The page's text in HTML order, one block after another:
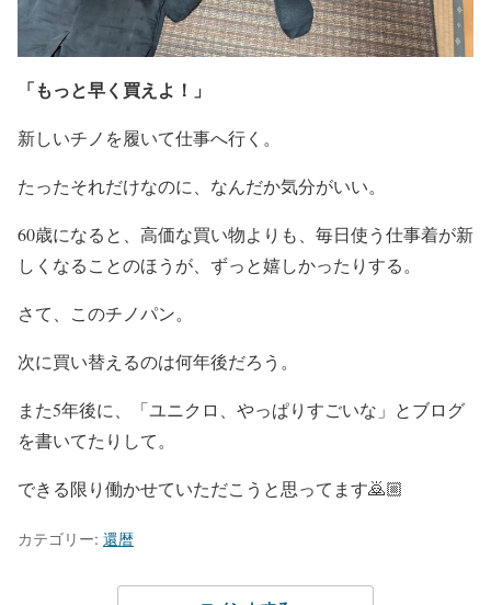
「もっと早く買えよ！」
新しいチノを履いて仕事へ行く。
たったそれだけなのに、なんだか気分がいい。
60歳になると、高価な買い物よりも、毎日使う仕事着が新
しくなることのほうが、ずっと嬉しかったりする。
さて、このチノパン。
次に買い替えるのは何年後だろう。
また5年後に、「ユニクロ、やっぱりすごいな」とブログ
を書いてたりして。
できる限り働かせていただこうと思ってます🙇🏼
カテゴリー: 還暦